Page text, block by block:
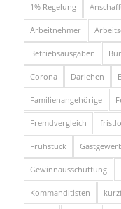
1% Regelung
Arbeitnehmer
Betriebsausgaben
Corona Darlehen
Familienangehörige
Fremdvergleich
Frühstück
Gewinnausschüttung
Kommanditisten